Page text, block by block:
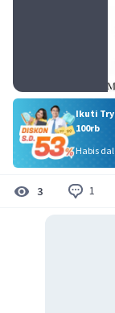
Ikuti
100rb
Habis
3 1